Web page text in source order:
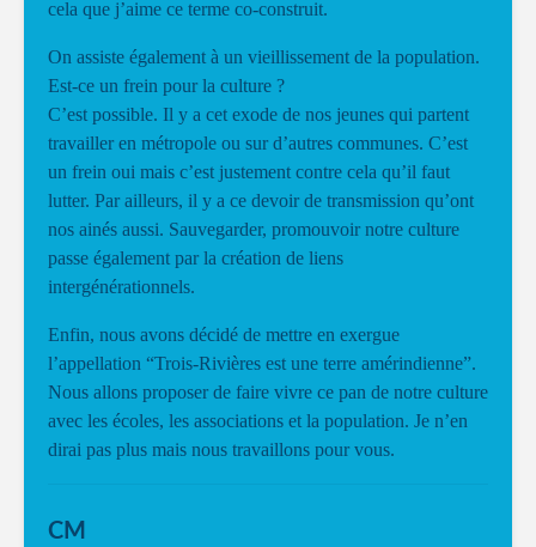
cela que j’aime ce terme co-construit.
On assiste également à un vieillissement de la population.
Est-ce un frein pour la culture ?
C’est possible. Il y a cet exode de nos jeunes qui partent
travailler en métropole ou sur d’autres communes. C’est
un frein oui mais c’est justement contre cela qu’il faut
lutter. Par ailleurs, il y a ce devoir de transmission qu’ont
nos ainés aussi. Sauvegarder, promouvoir notre culture
passe également par la création de liens
intergénérationnels.
Enfin, nous avons décidé de mettre en exergue
l’appellation “Trois-Rivières est une terre amérindienne”.
Nous allons proposer de faire vivre ce pan de notre culture
avec les écoles, les associations et la population. Je n’en
dirai pas plus mais nous travaillons pour vous.
CM